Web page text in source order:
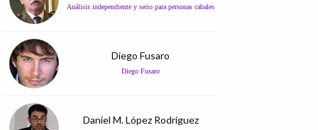
Análisis independiente y serio para personas cabales
Diego Fusaro
Diego Fusaro
Daniel M. López Rodríguez